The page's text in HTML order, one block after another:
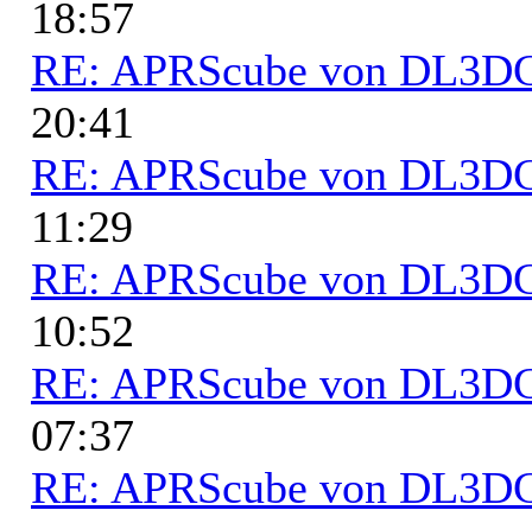
18:57
RE: APRScube von
20:41
RE: APRScube von
11:29
RE: APRScube von
10:52
RE: APRScube von
07:37
RE: APRScube von